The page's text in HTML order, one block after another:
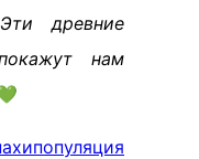
древние
нам
популяция